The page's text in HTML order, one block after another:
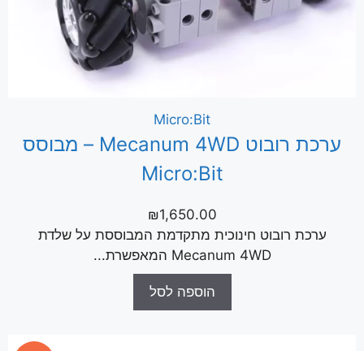
Micro:Bit
ערכת רובוט Mecanum 4WD – מבוסס
Micro:Bit
₪1,650.00
ערכת רובוט חינוכית מתקדמת המבוססת על שלדת
Mecanum 4WD המאפשרת...
הוספה לסל